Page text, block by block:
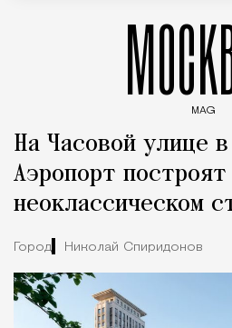
MAG
На Часовой улице
Аэропорт
неоклассическом
Город Николай Спиридонов